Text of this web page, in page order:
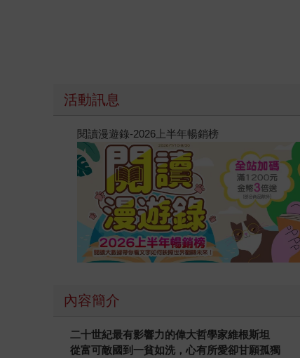
活動訊息
閱讀漫遊錄-2026上半年暢銷榜
內容簡介
二十世紀最有影響力的偉大哲學家維根斯坦
從富可敵國到一貧如洗，心有所愛卻甘願孤獨